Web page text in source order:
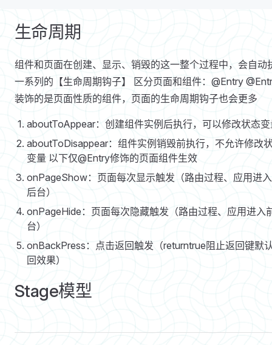
生命周期
组件和页面在创建、显示、销毁的这一整个过程中，会自动
一系列的【生命周期钩子】 区分页面和组件：@Entry
装饰的是页面性质的组件，页面的生命周期钩子也会更多
aboutToAppear：创建组件实例后执行，可以修改状态
aboutToDisappear：组件实例销毁前执行，不允许修改
变量 以下仅@Entry修饰的页面组件生效
onPageShow：页面每次显示触发（路由过程、应用进
后台）
onPageHide：页面每次隐藏触发（路由过程、应用进入
台）
onBackPress：点击返回触发（returntrue阻止返回键默
回效果）
Stage模型